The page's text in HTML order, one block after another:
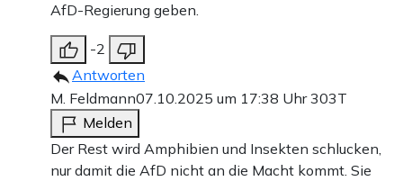
AfD-Regierung geben.
-2
Antworten
M. Feldmann07.10.2025 um 17:38 Uhr303T
Melden
Der Rest wird Amphibien und Insekten schlucken,
nur damit die AfD nicht an die Macht kommt. Sie